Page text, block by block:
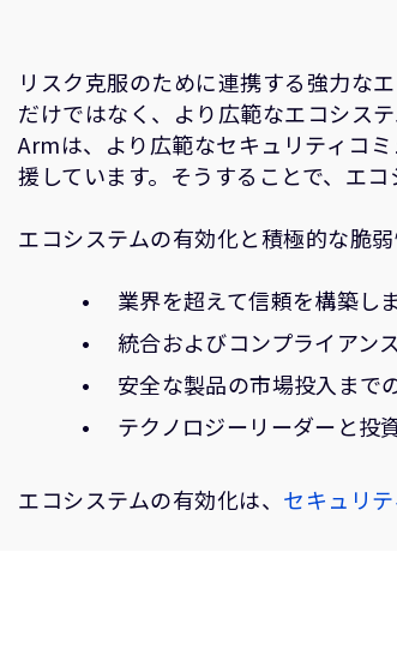
リスク克服のために連携する強力な
だけではなく、より広範なエコシス
Armは、より広範なセキュリティコ
援しています。そうすることで、エ
エコシステムの有効化と積極的な脆
業界を超えて信頼を構築しま
統合およびコンプライアン
安全な製品の市場投入まで
テクノロジーリーダーと投
エコシステムの有効化は、 セキュリ